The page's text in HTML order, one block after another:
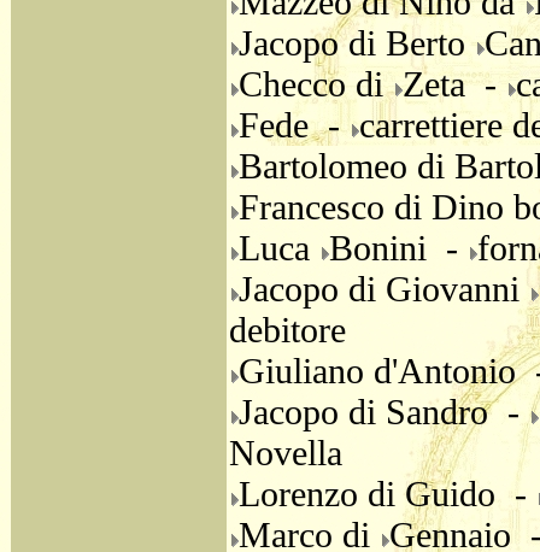
Jacopo di Berto
Checco di Zeta -
Fede - carrettiere
Bartolomeo di
Francesco di Dino
Luca Bonini -
Jacopo di Giovanni
debitore
Giuliano
Jacopo di Sandro -
Novella
Lorenzo di Guido -
Marco di Gennaio